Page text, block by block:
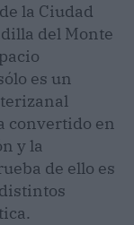
la Ciudad
del Monte
es un
convertido en
y la
de ello es